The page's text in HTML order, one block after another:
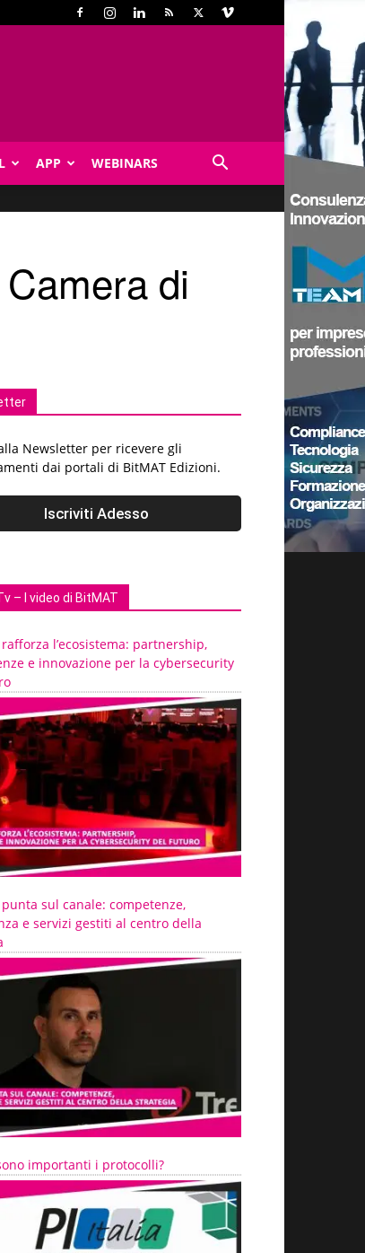
APP WEBINARS
di
Newsletter per ricevere gli
dai portali di BitMAT Edizioni.
– I video di BitMAT
l’ecosistema: partnership,
e innovazione per la cybersecurity
sul canale: competenze,
e servizi gestiti al centro della
importanti i protocolli?